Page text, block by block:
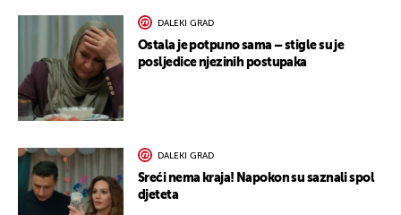
DALEKI GRAD
Ostala je potpuno sama – stigle su je
posljedice njezinih postupaka
DALEKI GRAD
Sreći nema kraja! Napokon su saznali spol
djeteta